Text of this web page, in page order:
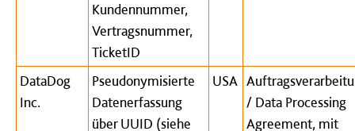
Kundennummer,
Vertragsnummer,
TicketID
DataDog
Inc.
Pseudonymisierte
Datenerfassung
über UUID (siehe
USA
/ Data Processing
Agreement, mit